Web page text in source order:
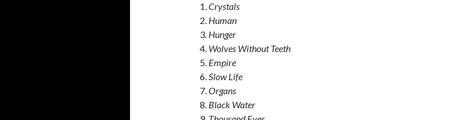
Crystals
Human
Hunger
Wolves Without Teeth
Empire
Slow Life
Organs
Black Water